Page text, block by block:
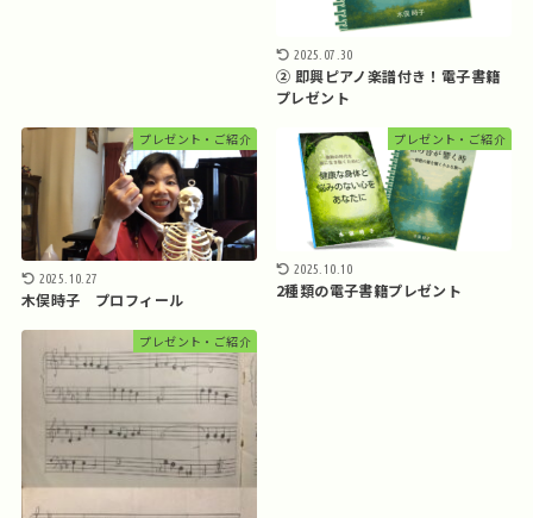
2025.07.30
② 即興ピアノ楽譜付き！電子書籍
プレゼント
プレゼント・ご紹介
2025.10.27
木俣時子 プロフィール
プレゼント・ご紹介
2025.10.10
2種類の電子書籍プレゼント
プレゼント・ご紹介